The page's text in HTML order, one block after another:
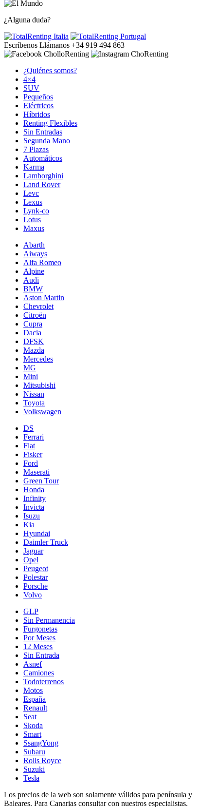
¿Alguna duda?
Escríbenos Llámanos +34 919 494 863
¿Quiénes somos?
4×4
SUV
Pequeños
Eléctricos
Híbridos
Renting Flexibles
Sin Entradas
Segunda Mano
7 Plazas
Automáticos
Karma
Lamborghini
Land Rover
Levc
Lexus
Lynk-co
Lotus
Maxus
Abarth
Aiways
Alfa Romeo
Alpine
Audi
BMW
Aston Martin
Chevrolet
Citroën
Cupra
Dacia
DFSK
Mazda
Mercedes
MG
Mini
Mitsubishi
Nissan
Toyota
Volkswagen
DS
Ferrari
Fiat
Fisker
Ford
Maserati
Green Tour
Honda
Infinity
Invicta
Isuzu
Kia
Hyundai
Daimler Truck
Jaguar
Opel
Peugeot
Polestar
Porsche
Volvo
GLP
Sin Permanencia
Furgonetas
Por Meses
12 Meses
Sin Entrada
Asnef
Camiones
Todoterrenos
Motos
España
Renault
Seat
Skoda
Smart
SsangYong
Subaru
Rolls Royce
Suzuki
Tesla
Los precios de la web son solamente válidos para península y
Baleares. Para Canarias consultar con nuestros especialistas.